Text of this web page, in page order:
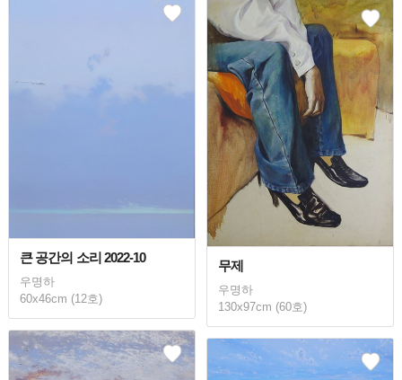
큰 공간의 소리 2022-10
우명하
60x46cm (12호)
무제
우명하
130x97cm (60호)